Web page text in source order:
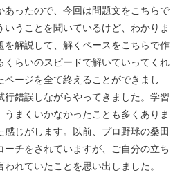
あったので、今回は問題文をこちらで
うことを聞いているけど、わかりま
を解説して、解くペースをこちらで作
くらいのスピードで解いていってくれ
ページを全て終えることができまし
行錯誤しながらやってきました。学習
まくいかなかったことも多くありま
感じがします。以前、プロ野球の桑田
ーチをされていますが、ご自分の立ち
れていたことを思い出しました。